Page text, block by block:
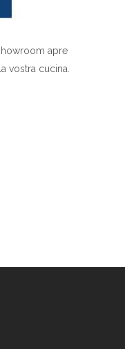
apre
vostra cucina.